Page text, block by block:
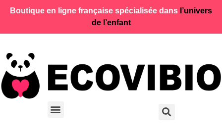
Boutique en ligne française spécialisée dans l’univers
de l’enfant